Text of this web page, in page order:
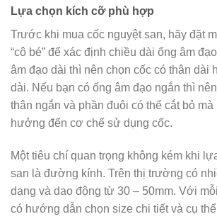
Lựa chọn kích cỡ phù hợp
Trước khi mua cốc nguyệt san, hãy đặt
“cô bé” để xác định chiều dài ống âm
âm đạo dài thì nên chọn cốc có thân dài
dài. Nếu bạn có ống âm đạo ngắn thì
thân ngắn và phần đuôi có thể cắt bỏ mà
hưởng đến cơ chế sử dụng cốc.
Một tiêu chí quan trọng không kém khi
san là đường kính. Trên thị trường có
dạng và dao động từ 30 – 50mm. Với
có hướng dẫn chọn size chi tiết và cụ